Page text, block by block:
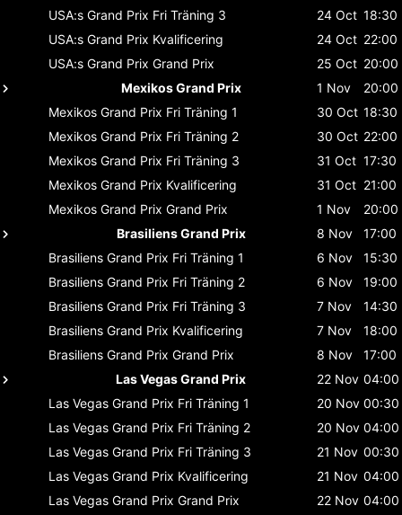
USA:s Grand Prix Fri Träning 3 24 Oct 18:30
USA:s Grand Prix Kvalificering 24 Oct 22:00
USA:s Grand Prix Grand Prix 25 Oct 20:00
Mexikos Grand Prix
1 Nov
20:00
Mexikos Grand Prix Fri Träning 1 30 Oct 18:30
Mexikos Grand Prix Fri Träning 2 30 Oct 22:00
Mexikos Grand Prix Fri Träning 3 31 Oct 17:30
Mexikos Grand Prix Kvalificering 31 Oct 21:00
Mexikos Grand Prix Grand Prix 1 Nov
20:00
Brasiliens Grand Prix
8 Nov
17:00
Brasiliens Grand Prix Fri Träning 1 6 Nov
15:30
Brasiliens Grand Prix Fri Träning 2 6 Nov
19:00
Brasiliens Grand Prix Fri Träning 3 7 Nov
14:30
Brasiliens Grand Prix Kvalificering 7 Nov
18:00
Brasiliens Grand Prix Grand Prix 8 Nov
17:00
Las Vegas Grand Prix
22 Nov 04:00
Las Vegas Grand Prix Fri Träning 1 20 Nov 00:30
Las Vegas Grand Prix Fri Träning 2 20 Nov 04:00
Las Vegas Grand Prix Fri Träning 3 21 Nov 00:30
Las Vegas Grand Prix Kvalificering 21 Nov 04:00
Las Vegas Grand Prix Grand Prix 22 Nov 04:00